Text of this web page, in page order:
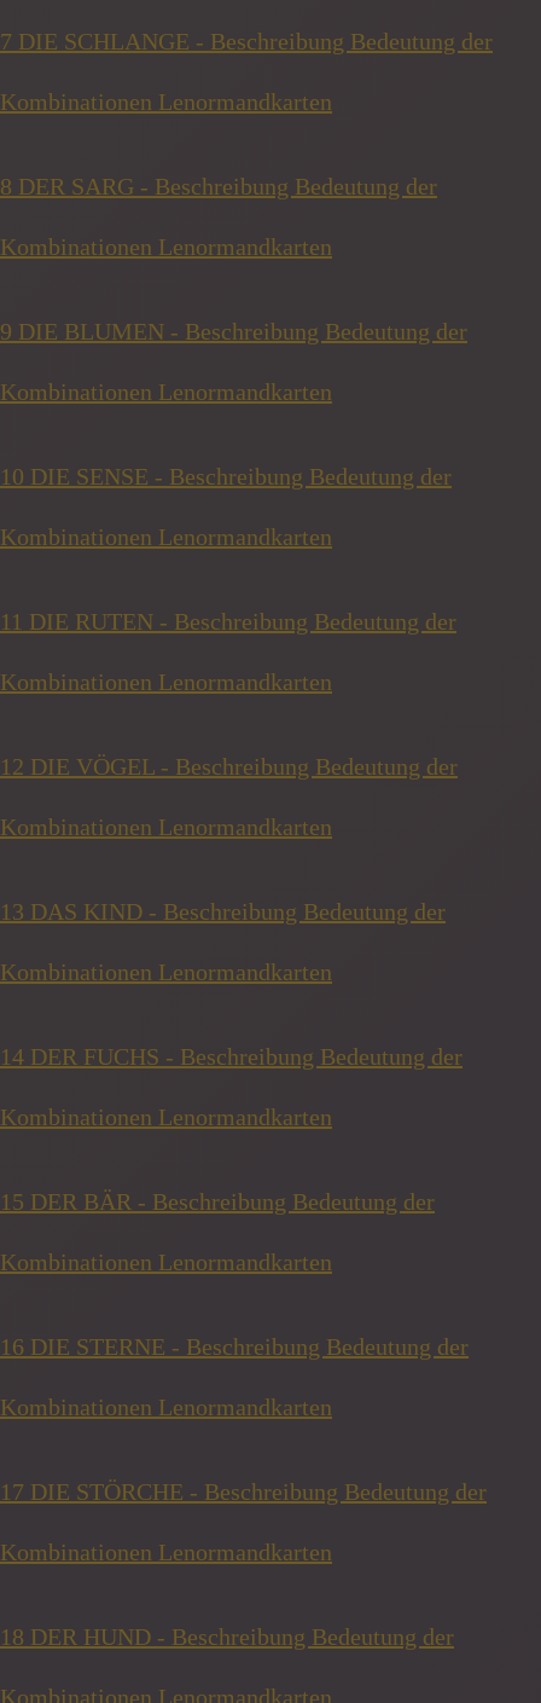
7 DIE SCHLANGE - Beschreibung Bedeutung der
Kombinationen Lenormandkarten
8 DER SARG - Beschreibung Bedeutung der
Kombinationen Lenormandkarten
9 DIE BLUMEN - Beschreibung Bedeutung der
Kombinationen Lenormandkarten
10 DIE SENSE - Beschreibung Bedeutung der
Kombinationen Lenormandkarten
11 DIE RUTEN - Beschreibung Bedeutung der
Kombinationen Lenormandkarten
12 DIE VÖGEL - Beschreibung Bedeutung der
Kombinationen Lenormandkarten
13 DAS KIND - Beschreibung Bedeutung der
Kombinationen Lenormandkarten
14 DER FUCHS - Beschreibung Bedeutung der
Kombinationen Lenormandkarten
15 DER BÄR - Beschreibung Bedeutung der
Kombinationen Lenormandkarten
16 DIE STERNE - Beschreibung Bedeutung der
Kombinationen Lenormandkarten
17 DIE STÖRCHE - Beschreibung Bedeutung der
Kombinationen Lenormandkarten
18 DER HUND - Beschreibung Bedeutung der
Kombinationen Lenormandkarten